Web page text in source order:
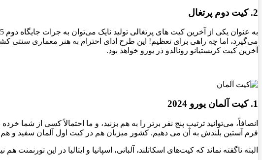
2. کیت دوم پرتغال
می‌گیرد، اما چه راهی برای تعظیم! این طرح ادای احترام به هنر معماری سنتی
آخرین کیت کریستیانو رونالدو ذر یورو خواهد بود.
1. کیت آلمان یورو 2024
انصافاً، می‌توانید ترتیب پنج نفر برتر را به هم بزنید، و ما احتمالاً کسی از شما
فرم آستین بلندش به آن می دهیم. کشور میزبان هم در کیت اول آلمان سفید و
البته ناگفته نماند که کیت‌های اسکاتلند، آلبانی، اسپانیا و ایتالیا در این تورنمنت